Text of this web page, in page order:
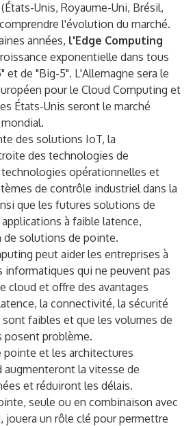
Unis, Royaume-Uni, Brésil,
l'évolution du marché.
années, l'Edge Computing
exponentielle dans tous
et de "Big-5". L'Allemagne sera le
pour le Cloud Computing et
États-Unis seront le marché
des solutions IoT, la
des technologies de
opérationnelles et
de contrôle industriel dans la
que les futures solutions de
à faible latence,
de solutions de pointe.
peut aider les entreprises à
informatiques qui ne peuvent pas
cloud et offre des avantages
la connectivité, la sécurité
faibles et que les volumes de
posent problème.
pointe et les architectures
augmenteront la vitesse de
et réduiront les délais.
seule ou en combinaison avec
jouera un rôle clé pour permettre